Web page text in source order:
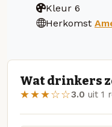
Kleur 6
Herkomst
Wat drinkers
★★★☆☆3.0 uit 1